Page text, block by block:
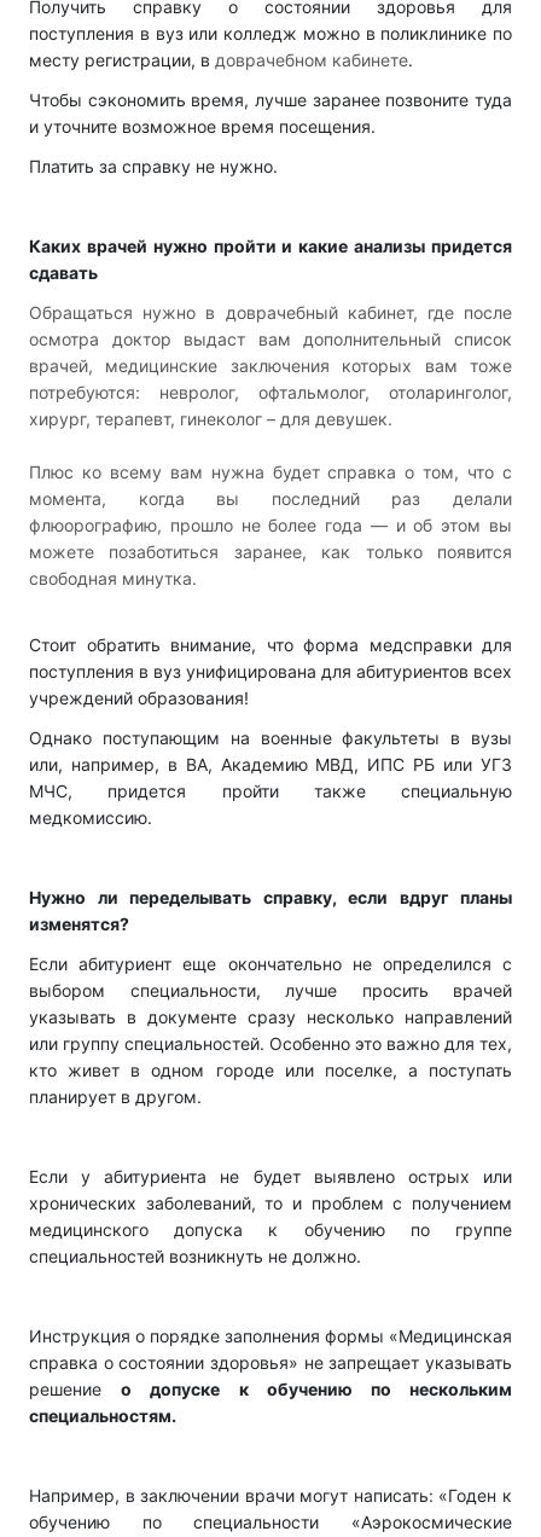
Получить справку о состоянии здоровья для
поступления в вуз или колледж можно в поликлинике по
месту регистрации, в доврачебном кабинете.
Чтобы сэкономить время, лучше заранее позвоните туда
и уточните возможное время посещения.
Платить за справку не нужно.
Каких врачей нужно пройти и какие анализы придется
сдавать
Обращаться нужно в доврачебный кабинет, где после
осмотра доктор выдаст вам дополнительный список
врачей, медицинские заключения которых вам тоже
потребуются: невролог, офтальмолог, отоларинголог,
хирург, терапевт, гинеколог – для девушек.
Плюс ко всему вам нужна будет справка о том, что с
момента, когда вы последний раз делали
флюорографию, прошло не более года — и об этом вы
можете позаботиться заранее, как только появится
свободная минутка.
Стоит обратить внимание, что форма медсправки для
поступления в вуз унифицирована для абитуриентов всех
учреждений образования!
Однако поступающим на военные факультеты в вузы
или, например, в ВА, Академию МВД, ИПС РБ или УГЗ
МЧС, придется пройти также специальную
медкомиссию.
Нужно ли переделывать справку, если вдруг планы
изменятся?
Если абитуриент еще окончательно не определился с
выбором специальности, лучше просить врачей
указывать в документе сразу несколько направлений
или группу специальностей. Особенно это важно для тех,
кто живет в одном городе или поселке, а поступать
планирует в другом.
Если у абитуриента не будет выявлено острых или
хронических заболеваний, то и проблем с получением
медицинского допуска к обучению по группе
специальностей возникнуть не должно.
Инструкция о порядке заполнения формы «Медицинская
справка о состоянии здоровья» не запрещает указывать
решениео допуске к обучению по нескольким
специальностям.
Например, в заключении врачи могут написать: «Годен к
обучению по специальности «Аэрокосмические